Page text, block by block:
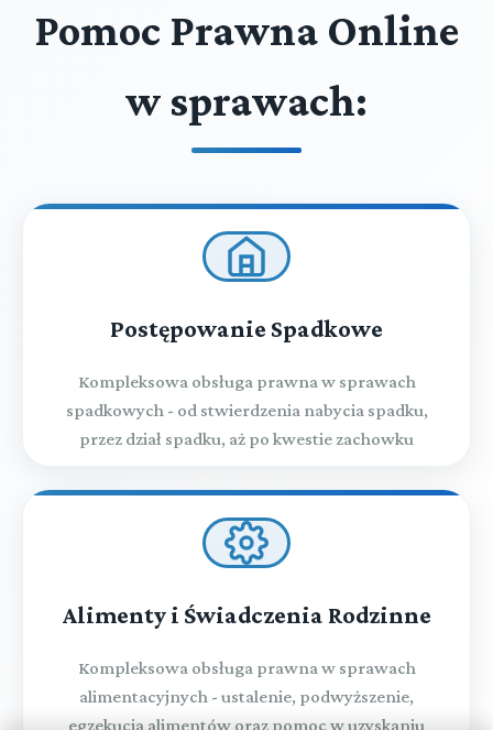
Pomoc Prawna Online
w sprawach:
Postępowanie Spadkowe
Kompleksowa obsługa prawna w sprawach
spadkowych - od stwierdzenia nabycia spadku,
przez dział spadku, aż po kwestie zachowku
Alimenty i Świadczenia Rodzinne
Kompleksowa obsługa prawna w sprawach
alimentacyjnych - ustalenie, podwyższenie,
egzekucja alimentów oraz pomoc w uzyskaniu